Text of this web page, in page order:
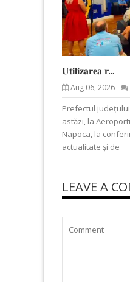
𝐔𝐭𝐢𝐥𝐢𝐳𝐚𝐫𝐞𝐚 𝐫...
Aug 06, 2026
Prefectul
astăzi, la
Napoca, la
actualitate și de
LEAVE A